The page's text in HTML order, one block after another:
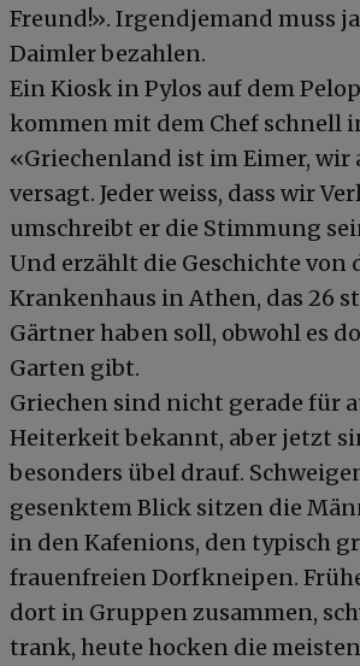
Freund!». Irgendjemand muss
Daimler bezahlen.
Ein Kiosk in Pylos auf dem
kommen mit dem Chef schnell
«Griechenland ist im Eimer, wir
versagt. Jeder weiss, dass wir
umschreibt er die Stimmung
Und erzählt die Geschichte von
Krankenhaus in Athen, das 26
Gärtner haben soll, obwohl es
Garten gibt.
Griechen sind nicht gerade für
Heiterkeit bekannt, aber jetzt
besonders übel drauf.
gesenktem Blick sitzen die
in den Kafenions, den typisch
frauenfreien Dorfkneipen.
dort in Gruppen zusammen,
trank, heute hocken die